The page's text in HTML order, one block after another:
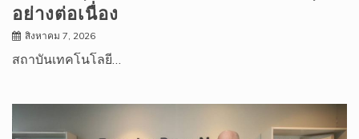
อย่างต่อเนื่อง
สิงหาคม 7, 2026
สถาบันเทคโนโลยี…